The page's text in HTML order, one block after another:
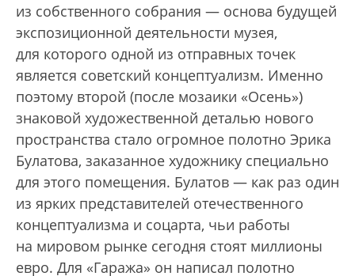
из собственного собрания — основа будущей
экспозиционной деятельности музея,
для которого одной из отправных точек
является советский концептуализм. Именно
поэтому второй (после мозаики «Осень»)
знаковой художественной деталью нового
пространства стало огромное полотно Эрика
Булатова, заказанное художнику специально
для этого помещения. Булатов — как раз один
из ярких представителей отечественного
концептуализма и соцарта, чьи работы
на мировом рынке сегодня стоят миллионы
евро. Для «Гаража» он написал полотно